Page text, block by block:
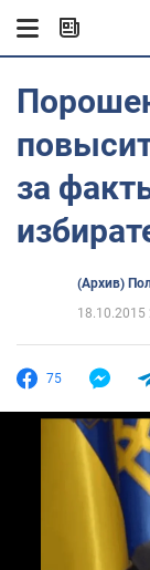
за
(Архив)
18.10.2015
75